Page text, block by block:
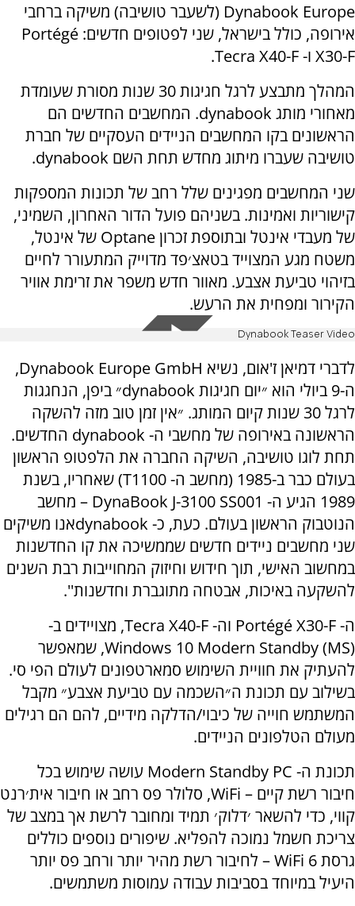
Dynabook Europe (לשעבר טושיבה) משיקה ברחבי
אירופה, כולל בישראל, שני לפטופים חדשים: Portégé
X30-F ו- Tecra X40-F.
המהלך מתבצע לרגל חגיגות 30 שנות מסורת שעומדת
מאחורי מותג dynabook. המחשבים החדשים הם
הראשונים בקו המחשבים הניידים העסקיים של חברת
טושיבה שעברו מיתוג מחדש תחת השם dynabook.
שני המחשבים מפגינים שלל רחב של תכונות המספקות
קישוריות ואמינות. בשניהם פועל הדור האחרון, השמיני,
של מעבדי אינטל ובתוספת זכרון Optane של אינטל,
משטח מגע המצוייד בטאצ׳פד מדוייק המתעורר לחיים
בזיהוי טביעת אצבע. מאוור חדש משפר את זרימת אוויר
הקירור ומפחית את הרעש.
Dynabook Teaser Video
לדברי דמיאן ז'אום, נשיא Dynabook Europe GmbH,
ה-9 ביולי הוא ״יום חגיגות dynabook״ ביפן, הנחגגות
לרגל 30 שנות קיום המותג. ״אין זמן טוב מזה להשקה
הראשונה באירופה של מחשבי ה- dynabook החדשים.
תחת לוגו טושיבה, השיקה החברה את הלפטופ הראשון
בעולם כבר ב-1985 (מחשב ה- T1100) שאחריו, בשנת
1989 הגיע ה- DynaBook J-3100 SS001 – מחשב
הנוטבוק הראשון בעולם. כעת, כ- dynabookאנו משיקים
שני מחשבים ניידים חדשים שממשיכה את קו החדשנות
במחשוב האישי, תוך חידוש וחיזוק המחוייבות רבת השנים
להשקעה באיכות, אבטחה מתוגברת וחדשנות''.
ה- Portégé X30-F וה- Tecra X40-F, מצויידים ב-
Windows 10 Modern Standby (MS), שמאפשר
להעתיק את חוויית השימוש סמארטפונים לעולם הפי סי.
בשילוב עם תכונת ה״השכמה עם טביעת אצבע״ מקבל
המשתמש חוייה של כיבוי/הדלקה מידיים, להם הם רגילים
מעולם הטלפונים הניידים.
תכונת ה- Modern Standby PC עושה שימוש בכל
חיבור רשת קיים – WiFi, סלולר פס רחב או חיבור אית׳רנט
קווי, כדי להשאר ׳דלוק׳ תמיד ומחובר לרשת אך במצב של
צריכת חשמל נמוכה להפליא. שיפורים נוספים כוללים
גרסת WiFi 6 – לחיבור רשת מהיר יותר ורחב פס יותר
היעיל במיוחד בסביבות עבודה עמוסות משתמשים.